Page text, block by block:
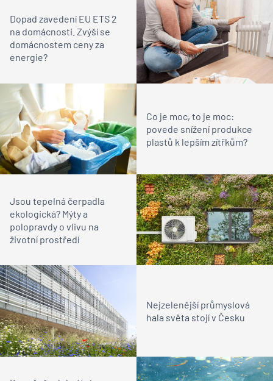
Dopad zavedení EU ETS 2
na domácnosti. Zvýší se
domácnostem ceny za
energie?
Co je moc, to je moc:
povede snížení produkce
plastů k lepším zítřkům?
Jsou tepelná čerpadla
ekologická? Mýty a
polopravdy o vlivu na
životní prostředí
Nejzelenější průmyslová
hala světa stojí v Česku